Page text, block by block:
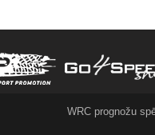
WRC prognožu